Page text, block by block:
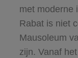
met moderne
Rabat is niet
Mausoleum
zijn. Vanaf